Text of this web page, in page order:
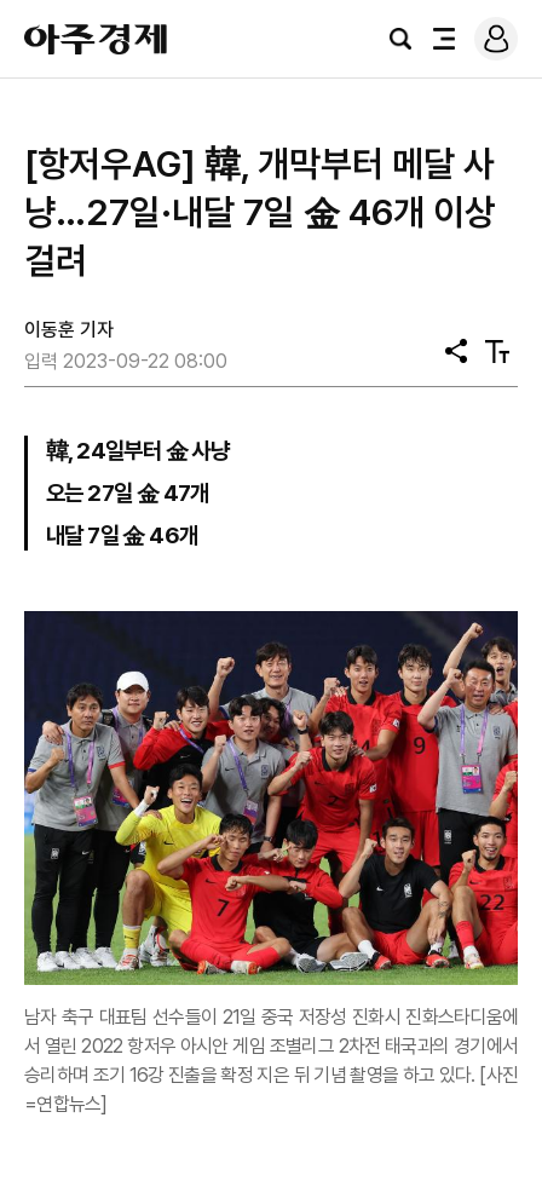
아
주
경
검
전
로
그
​[항저우AG] 韓, 개막부터 메달 사
냥…27일·내달 7일 金 46개 이상
걸려
이동훈 기자
입력 2023-09-22 08:00
공
유
텍
스
韓, 24일부터 金 사냥
오는 27일 金 47개
내달 7일 金 46개
남자 축구 대표팀 선수들이 21일 중국 저장성 진화시 진화스타디움에
서 열린 2022 항저우 아시안 게임 조별리그 2차전 태국과의 경기에서
승리하며 조기 16강 진출을 확정 지은 뒤 기념 촬영을 하고 있다. [사진
=연합뉴스]